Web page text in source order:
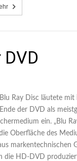
Ray Disc läutete
der DVD als
ein. „Blu
Oberfläche des
markentechnischen
die HD-DVD